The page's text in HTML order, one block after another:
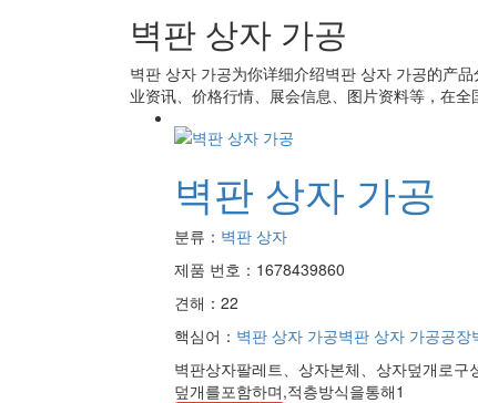
벽판 상자 가공
벽판 상자 가공为你详细介绍벽판 상자 가공的产
业资讯、价格行情、展会信息、图片资料等，在
벽판 상자 가공
분류： 벽판 상자
제품 번호：1678439860
견해：22
핵심어： 벽판 상자 가공벽판 상자 가공공장
벽판상자팔레트、상자본체、상자덮개로
덮개를포함하며,적층방식을통해1